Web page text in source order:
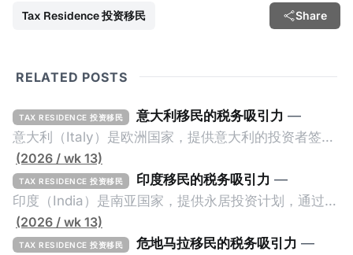
Tax Residence 投资移民 Share
RELATED POSTS
TAX RESIDENCE 投资移民 意大利移民的税务吸引力 —
意大利（Italy）是欧洲国家，提供意大利的投资者签证
计划。申请人必须满足至少以下一项标准才能获得两年
投资者签证： * 投资200万欧元意大利政府债券； * 投
资50万欧元意大利股票； * 投资25万欧元于创新初创
企业；或 * 向意大利公共利益项目捐赠100万欧元。 当
投资者在居留许可证有效期的两年内保持投资，则可以
(2026 / wk 13)
TAX RESIDENCE 投资移民 印度移民的税务吸引力 —
印度（India）是南亚国家，提供永居投资计划，通过满
足特定的标准获得居留权。印度的永居投资计划要求申
请人透过外国直接投资（FDI）途径投资印度： * 申请
(2026 / wk 13)
TAX RESIDENCE 投资移民 危地马拉移民的税务吸引力 —